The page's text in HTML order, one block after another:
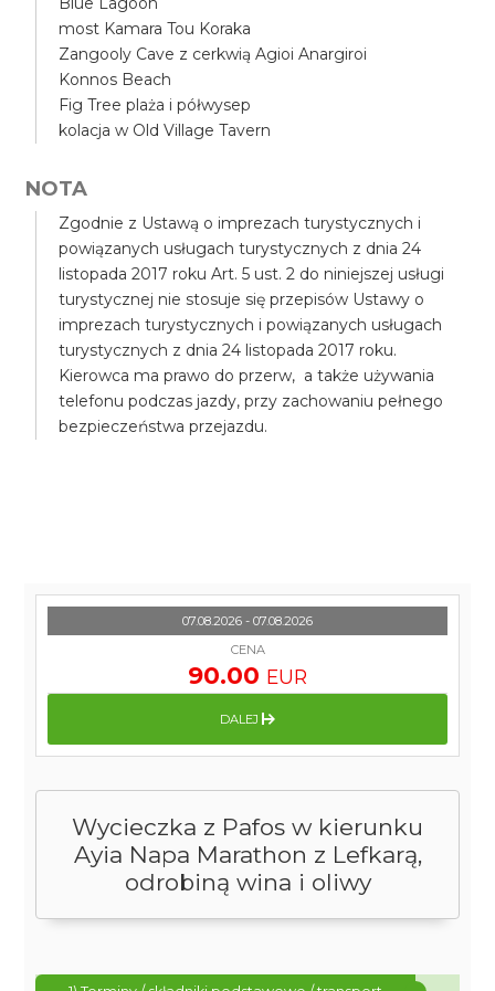
most Kamara Tou Koraka
Zangooly Cave z cerkwią Agioi Anargiroi
Konnos Beach
Fig Tree plaża i półwysep
kolacja w Old Village Tavern
NOTA
Zgodnie z Ustawą o imprezach turystycznych i
powiązanych usługach turystycznych z dnia 24
listopada 2017 roku Art. 5 ust. 2 do niniejszej usługi
turystycznej nie stosuje się przepisów Ustawy o
imprezach turystycznych i powiązanych usługach
turystycznych z dnia 24 listopada 2017 roku.
Kierowca ma prawo do przerw, a także używania
telefonu podczas jazdy, przy zachowaniu pełnego
bezpieczeństwa przejazdu.
Wycieczka z Pafos w kierunku
Ayia Napa Marathon z Lefkarą,
odrobiną wina i oliwy
07.08.2026 - 07.08.2026
CENA
90.00 EUR
DALEJ